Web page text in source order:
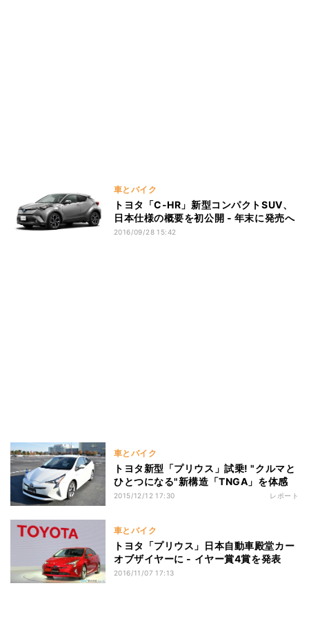
車とバイク
トヨタ「C-HR」新型コンパクトSUV、
日本仕様の概要を初公開 - 年末に発売へ
2016/09/28 15:42
車とバイク
トヨタ新型「プリウス」試乗! "クルマと
ひとつになる"新構造「TNGA」を体感
2015/12/12 17:30 レポート
車とバイク
トヨタ「プリウス」日本自動車殿堂カー
オブザイヤーに - イヤー賞4賞を発表
2016/11/07 17:13